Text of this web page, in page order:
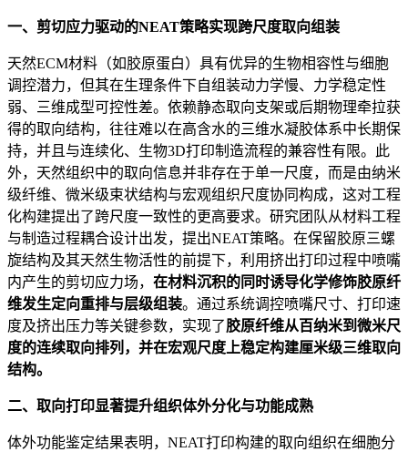
一、剪切应力驱动的NEAT策略实现跨尺度取向组装
天然ECM材料（如胶原蛋白）具有优异的生物相容性与细胞
调控潜力，但其在生理条件下自组装动力学慢、力学稳定性
弱、三维成型可控性差。依赖静态取向支架或后期物理牵拉获
得的取向结构，往往难以在高含水的三维水凝胶体系中长期保
持，并且与连续化、生物3D打印制造流程的兼容性有限。此
外，天然组织中的取向信息并非存在于单一尺度，而是由纳米
级纤维、微米级束状结构与宏观组织尺度协同构成，这对工程
化构建提出了跨尺度一致性的更高要求。研究团队从材料工程
与制造过程耦合设计出发，提出NEAT策略。在保留胶原三螺
旋结构及其天然生物活性的前提下，利用挤出打印过程中喷嘴
内产生的剪切应力场， 在材料沉积的同时诱导化学修饰胶原纤
维发生定向重排与层级组装。通过系统调控喷嘴尺寸、打印速
度及挤出压力等关键参数，实现了胶原纤维从百纳米到微米尺
度的连续取向排列，并在宏观尺度上稳定构建厘米级三维取向
结构。
二、取向打印显著提升组织体外分化与功能成熟
体外功能鉴定结果表明，NEAT打印构建的取向组织在细胞分